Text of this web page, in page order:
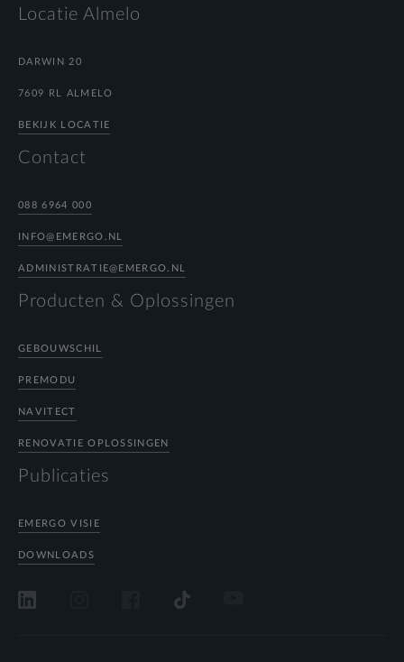
Locatie Almelo
DARWIN 20
7609 RL ALMELO
BEKIJK LOCATIE
Contact
088 6964 000
INFO@EMERGO.NL
ADMINISTRATIE@EMERGO.NL
Producten & Oplossingen
GEBOUWSCHIL
PREMODU
NAVITECT
RENOVATIE OPLOSSINGEN
Publicaties
EMERGO VISIE
DOWNLOADS